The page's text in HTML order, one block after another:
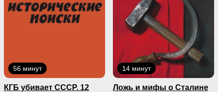
56 минут
КГБ yбивaeт СССР. 12
14 минут
Ложь и мифы о Сталине